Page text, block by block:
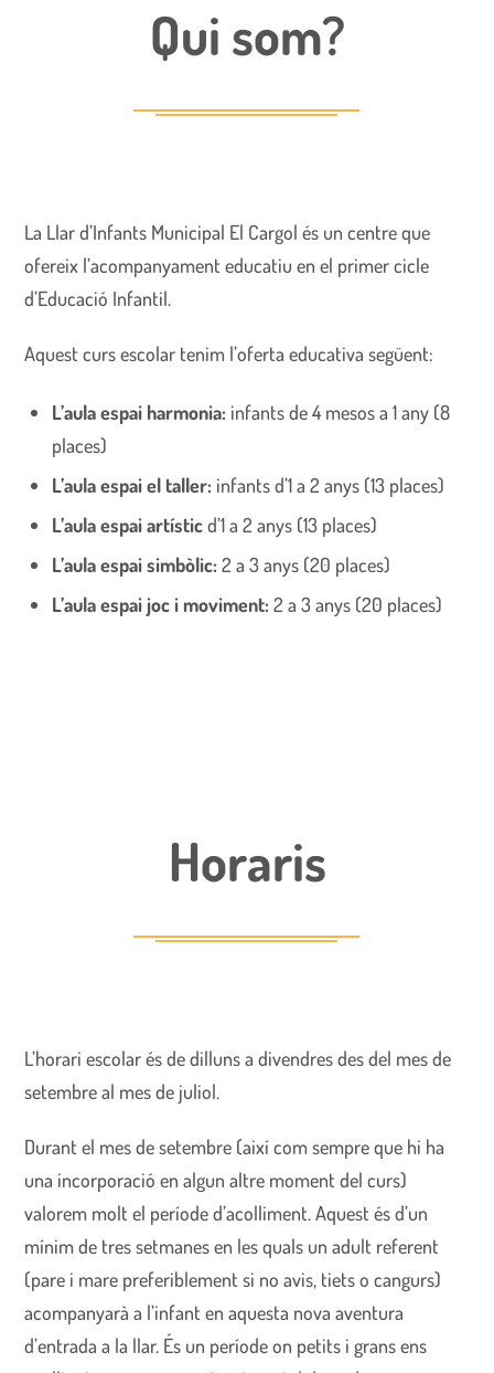
Qui som?
La Llar d’Infants Municipal El Cargol és un centre que
ofereix l’acompanyament educatiu en el primer cicle
d’Educació Infantil.
Aquest curs escolar tenim l’oferta educativa següent:
L’aula espai harmonia: infants de 4 mesos a 1 any (8
places)
L’aula espai el taller: infants d’1 a 2 anys (13 places)
L’aula espai artísticd’1 a 2 anys (13 places)
L’aula espai simbòlic: 2 a 3 anys (20 places)
L’aula espai joc i moviment: 2 a 3 anys (20 places)
Horaris
L’horari escolar és de dilluns a divendres des del mes de
setembre al mes de juliol.
Durant el mes de setembre (així com sempre que hi ha
una incorporació en algun altre moment del curs)
valorem molt el període d’acolliment. Aquest és d’un
mínim de tres setmanes en les quals un adult referent
(pare i mare preferiblement si no avis, tiets o cangurs)
acompanyarà a l’infant en aquesta nova aventura
d’entrada a la llar. És un període on petits i grans ens